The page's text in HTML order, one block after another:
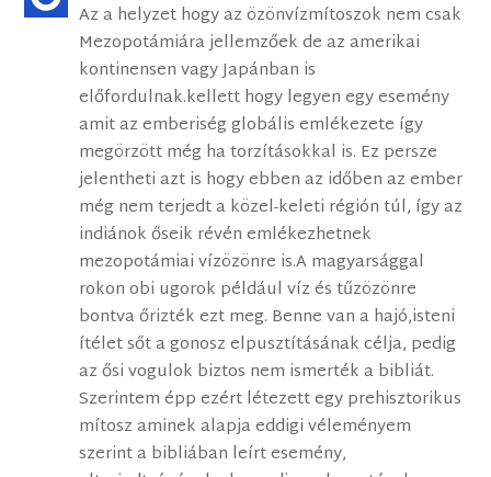
Az a helyzet hogy az özönvízmítoszok nem csak
Mezopotámiára jellemzőek de az amerikai
kontinensen vagy Japánban is
előfordulnak.kellett hogy legyen egy esemény
amit az emberiség globális emlékezete így
megörzött még ha torzításokkal is. Ez persze
jelentheti azt is hogy ebben az időben az ember
még nem terjedt a közel-keleti régión túl, így az
indiánok őseik révén emlékezhetnek
mezopotámiai vízözönre is.A magyarsággal
rokon obi ugorok például víz és tűzözönre
bontva őrizték ezt meg. Benne van a hajó,isteni
ítélet sőt a gonosz elpusztításának célja, pedig
az ősi vogulok biztos nem ismerték a bibliát.
Szerintem épp ezért létezett egy prehisztorikus
mítosz aminek alapja eddigi véleményem
szerint a bibliában leírt esemény,